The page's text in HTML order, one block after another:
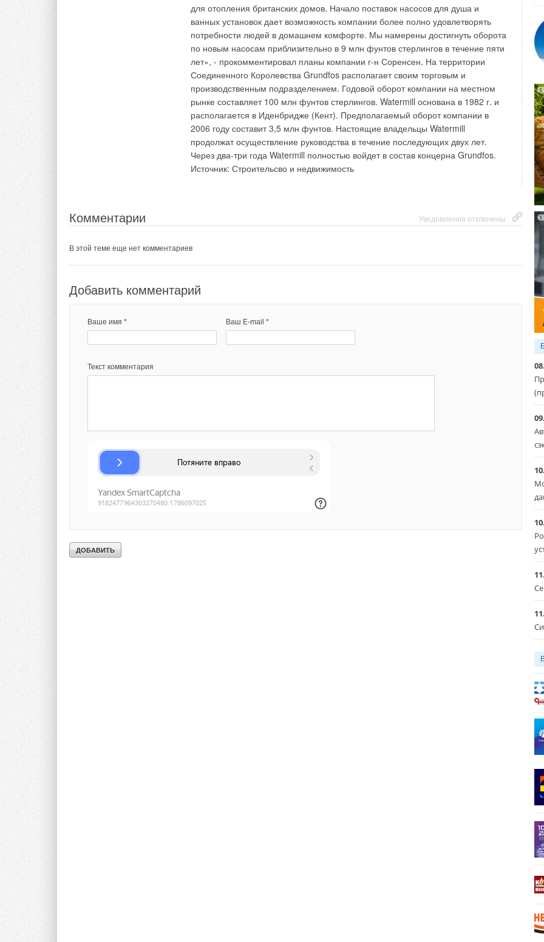
для отопления британских домов. Начало поставок насосов для душа и
ванных установок дает возможность компании более полно удовлетворять
потребности людей в домашнем комфорте. Мы намерены достигнуть оборота
по новым насосам приблизительно в 9 млн фунтов стерлингов в течение пяти
лет», - прокомментировал планы компании г-н Соренсен. На территории
Соединенного Королевства Grundfos располагает своим торговым и
производственным подразделением. Годовой оборот компании на местном
рынке составляет 100 млн фунтов стерлингов. Watermill основана в 1982 г. и
располагается в Иденбридже (Кент). Предполагаемый оборот компании в
2006 году составит 3,5 млн фунтов. Настоящие владельцы Watermill
продолжат осуществление руководства в течение последующих двух лет.
Через два-три года Watermill полностью войдет в состав концерна Grundfos.
Источник: Строительсво и недвижимость
Уведомления отключены
Комментарии
В этой теме еще нет комментариев
Добавить комментарий
Ваше имя * Ваш E-mail *
Текст комментария
В этой теме еще нет комментариев
Добавить комментарий
Ваш E-mail *
также широкое складочное расстояние, которое позволяет задерживать особо
малые частицы керамических, хлопчатобумажных, стекловолоконных и прочих
материалов, а также пылеобразования от пескоструйной, шлифовальной,
полировочной обработки. Формованная основа изготавливается без
использования полимеров, следовательно, фильтрующие картриджи могут
использоваться в неблагоприятных средах, в которых из-за высокой
температуры, повышенного содержания агрессивных химических веществ и
влаги могут разрушаться или повреждаться полимерные системы
традиционных материалов основы. Источник: по материалам пресс-центра
Ваше имя * Ваш E-mail *